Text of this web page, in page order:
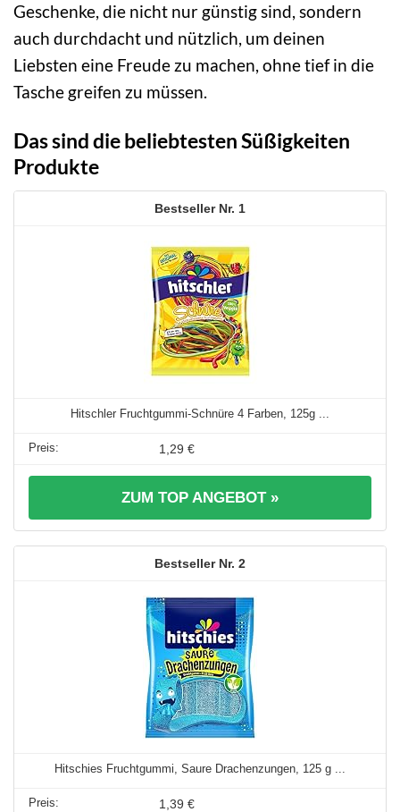
Geschenke, die nicht nur günstig sind, sondern
auch durchdacht und nützlich, um deinen
Liebsten eine Freude zu machen, ohne tief in die
Tasche greifen zu müssen.
Das sind die beliebtesten Süßigkeiten
Produkte
1
Hitschler Fruchtgummi-Schnüre 4 Farben, 125g ...
1,29 €
ZUM TOP ANGEBOT »
2
Hitschies Fruchtgummi, Saure Drachenzungen, 125 g ...
1,39 €